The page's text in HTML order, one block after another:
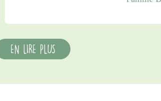
EN LIRE PLUS